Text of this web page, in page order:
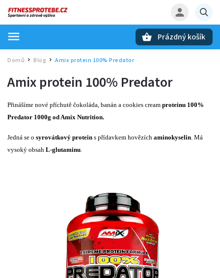
Prázdný košík
Domů / Blog / Amix protein 100% Predator
Amix protein 100% Predator
Přinášíme nové příchutě čokoláda, banán a cookies cream proteinu 100%
Predator 1000g od Amix Nutrition.
Jedná se o syrovátkový protein s přídavkem hovězích aminokyselin. Má
vysoký obsah L-glutaminu.